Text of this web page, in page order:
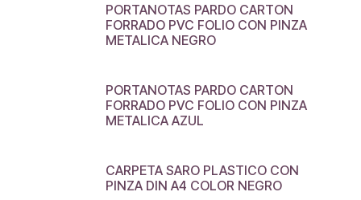
PORTANOTAS PARDO CARTON
FORRADO PVC FOLIO CON PINZA
METALICA NEGRO
PORTANOTAS PARDO CARTON
FORRADO PVC FOLIO CON PINZA
METALICA AZUL
CARPETA SARO PLASTICO CON
PINZA DIN A4 COLOR NEGRO